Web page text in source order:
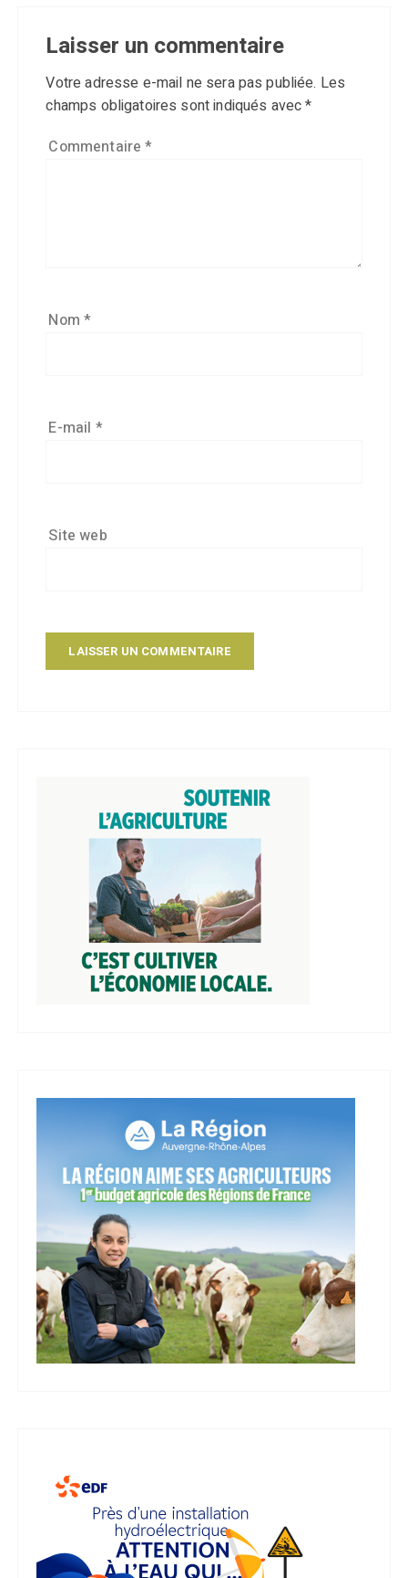
Laisser un commentaire
Votre adresse e-mail ne sera pas publiée. Les
champs obligatoires sont indiqués avec*
Commentaire*
Nom*
E-mail *
Site web